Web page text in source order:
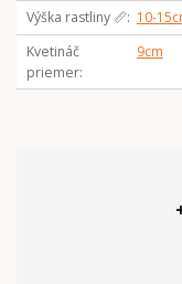
Výška rastliny 📏
10-
Kvetináč
priemer
9cm